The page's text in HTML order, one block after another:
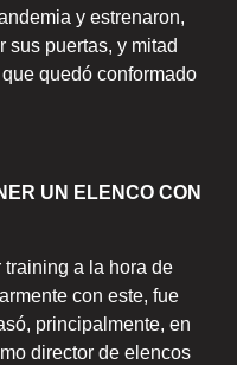
y estrenaron,
sus puertas, y mitad
quedó conformado
UN ELENCO CON
training a la hora de
con este, fue
principalmente, en
director de elencos